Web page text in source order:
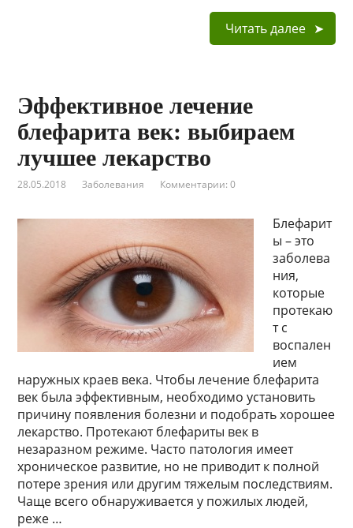
Читать далее
Эффективное лечение
блефарита век: выбираем
лучшее лекарство
28.05.2018 Заболевания Комментарии: 0
Блефарит
ы – это
заболева
ния,
которые
протекаю
т с
воспален
ием
наружных краев века. Чтобы лечение блефарита
век была эффективным, необходимо установить
причину появления болезни и подобрать хорошее
лекарство. Протекают блефариты век в
незаразном режиме. Часто патология имеет
хроническое развитие, но не приводит к полной
потере зрения или другим тяжелым последствиям.
Чаще всего обнаруживается у пожилых людей,
реже …